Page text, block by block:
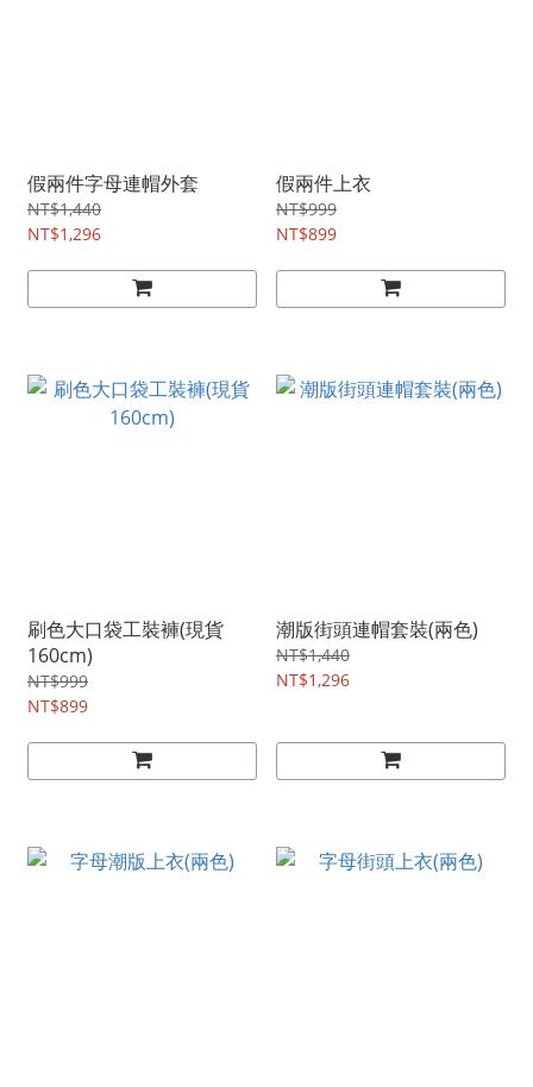
假兩件字母連帽外套
NT$1,440
NT$1,296
假兩件上衣
NT$999
NT$899
刷色大口袋工裝褲(現貨
160cm)
NT$999
NT$899
潮版街頭連帽套裝(兩色)
NT$1,440
NT$1,296